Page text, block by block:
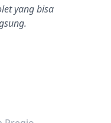
yang bisa
lima